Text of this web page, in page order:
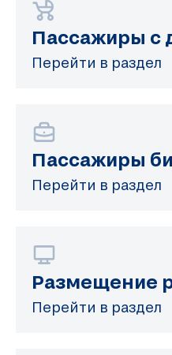
Пассажиры с
Перейти в раздел
Пассажиры
Перейти в раздел
Размещение
Перейти в раздел